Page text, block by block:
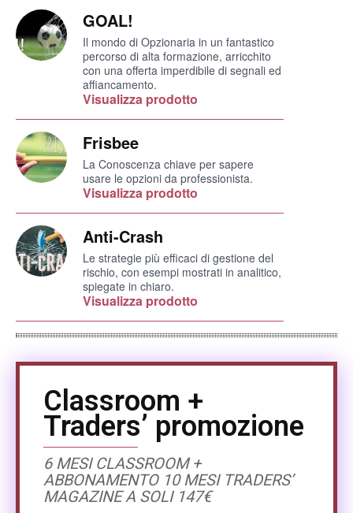
GOAL!
Il mondo di Opzionaria in un fantastico
percorso di alta formazione, arricchito
con una offerta imperdibile di segnali ed
affiancamento.
Visualizza prodotto
Frisbee
La Conoscenza chiave per sapere
usare le opzioni da professionista.
Visualizza prodotto
Anti-Crash
Le strategie più efficaci di gestione del
rischio, con esempi mostrati in analitico,
spiegate in chiaro.
Visualizza prodotto
Classroom +
Traders’ promozione
6 MESI CLASSROOM +
ABBONAMENTO 10 MESI TRADERS’
MAGAZINE A SOLI 147€